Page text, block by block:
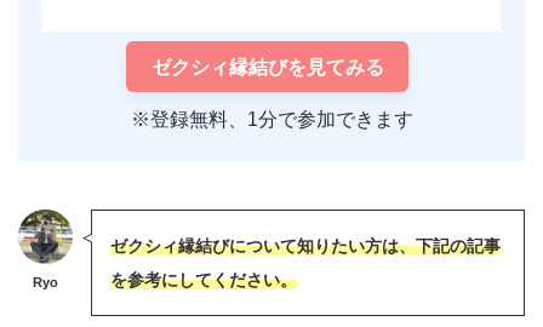
ゼクシィ縁結びを見てみる
※登録無料、1分で参加できます
Ryo
ゼクシィ縁結びについて知りたい方は、下記の記事
を参考にしてください。